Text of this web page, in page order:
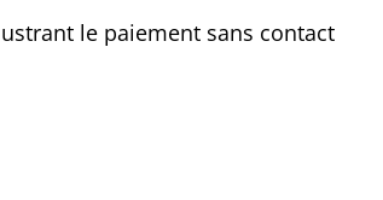
le paiement sans contact